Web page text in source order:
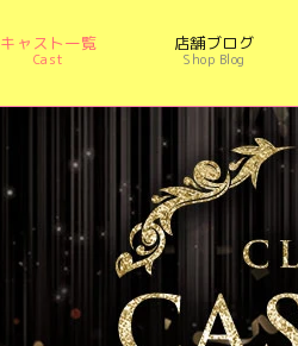
キャスト一覧
Cast
店舗ブログ
Shop Blog